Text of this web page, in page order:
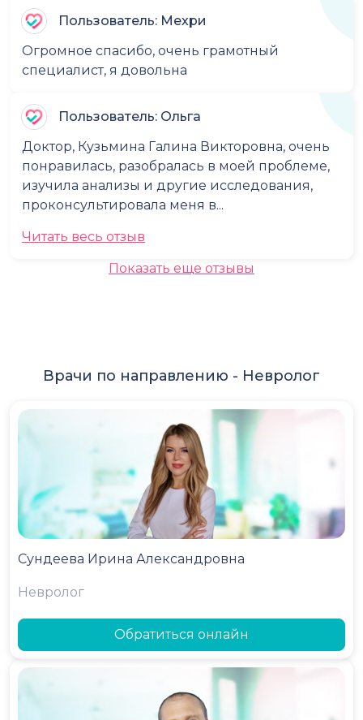
Пользователь: Мехри
Огромное спасибо, очень грамотный
специалист, я довольна
Пользователь: Ольга
Доктор, Кузьмина Галина Викторовна, очень
понравилась, разобралась в моей проблеме,
изучила анализы и другие исследования,
проконсультировала меня в...
Читать весь отзыв
Показать еще отзывы
Врачи по направлению - Невролог
Сундеева Ирина Александровна
Невролог
Обратиться онлайн